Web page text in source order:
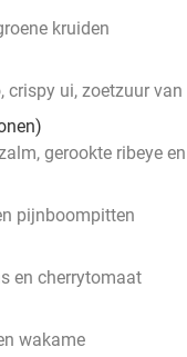
kruiden
ui, zoetzuur
gerookte ribeye
pijnboompitten
en cherrytomaat
wakame